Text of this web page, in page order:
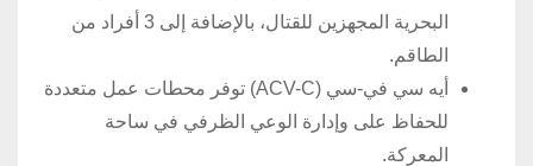
البحرية المجهزين للقتال، بالإضافة إلى 3 أفراد من
الطاقم.
أيه سي في-سي (ACV-C) توفر محطات عمل متعددة
للحفاظ على وإدارة الوعي الظرفي في ساحة
المعركة.